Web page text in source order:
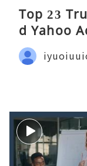
Top 23
d Yahoo